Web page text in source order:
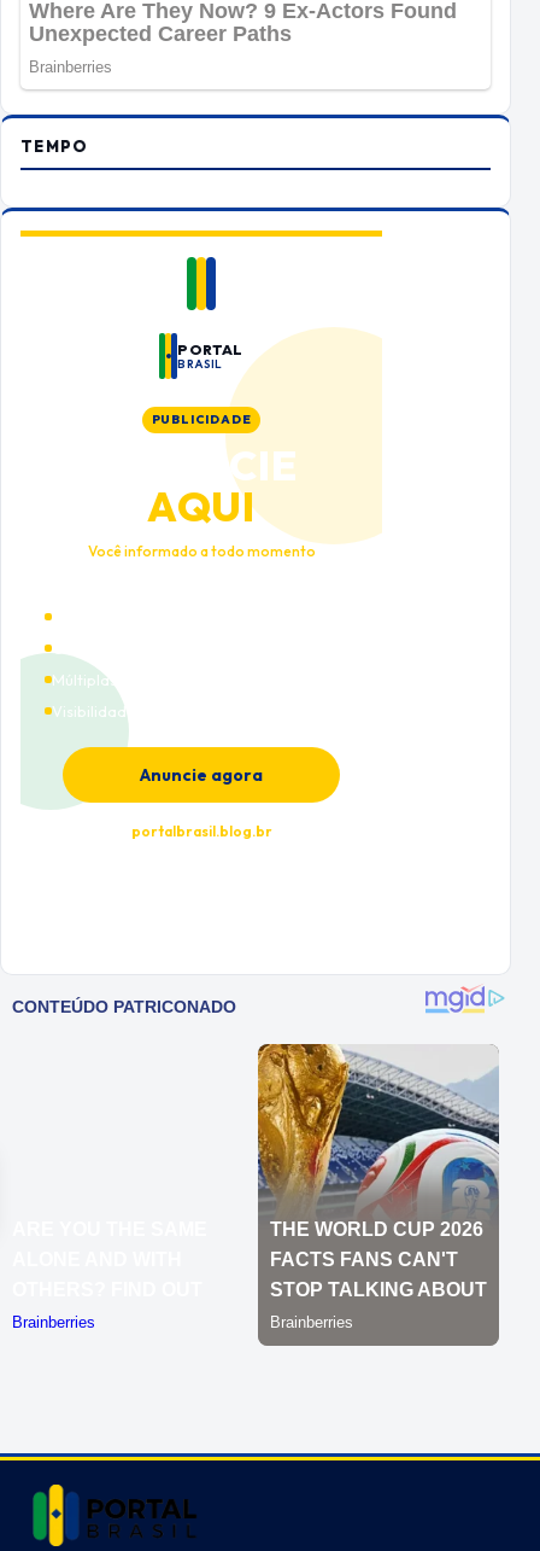
TEMPO
PORTAL
BRASIL
PUBLICIDADE
ANUNCIE
AQUI
Você informado a todo momento
Múltiplas categorias
Visibilidade premium
Anuncie agora
portalbrasil.blog.br